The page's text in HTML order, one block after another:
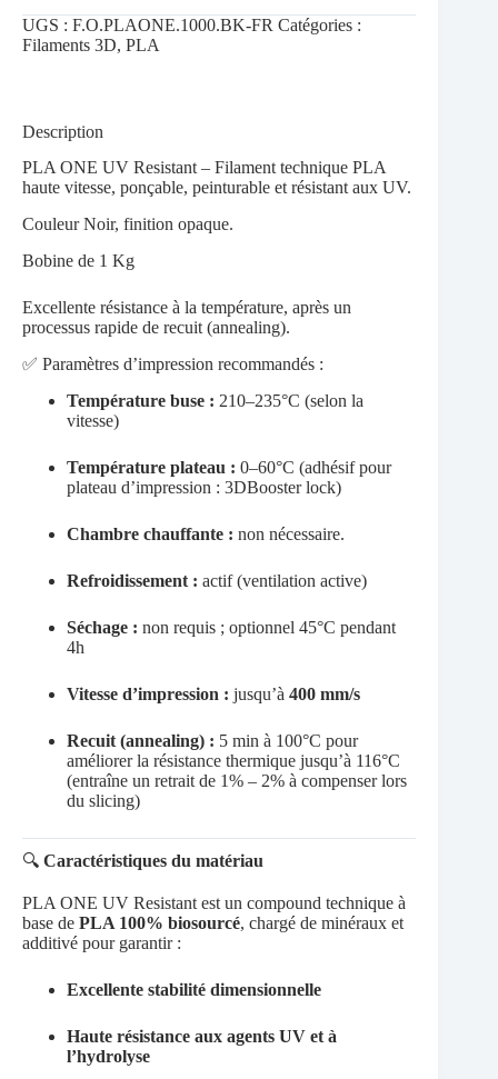
UGS : F.O.PLAONE.1000.BK-FR Catégories :
Filaments 3D, PLA
Description
PLA ONE UV Resistant – Filament technique PLA
haute vitesse, ponçable, peinturable et résistant aux UV.
Couleur Noir, finition opaque.
Bobine de 1 Kg
Excellente résistance à la température, après un
processus rapide de recuit (annealing).
✅ Paramètres d’impression recommandés :
Température buse : 210–235°C (selon la
vitesse)
Température plateau : 0–60°C (adhésif pour
plateau d’impression : 3DBooster lock)
Chambre chauffante : non nécessaire.
Refroidissement : actif (ventilation active)
Séchage : non requis ; optionnel 45°C pendant
4h
Vitesse d’impression : jusqu’à 400 mm/s
Recuit (annealing) : 5 min à 100°C pour
améliorer la résistance thermique jusqu’à 116°C
(entraîne un retrait de 1% – 2% à compenser lors
du slicing)
🔍 Caractéristiques du matériau
PLA ONE UV Resistant est un compound technique à
base de PLA 100% biosourcé, chargé de minéraux et
additivé pour garantir :
Excellente stabilité dimensionnelle
Haute résistance aux agents UV et à
l’hydrolyse